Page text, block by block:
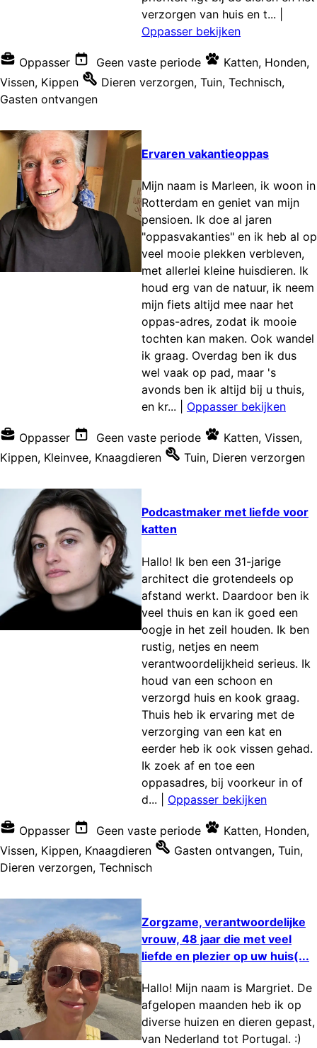
verzorgen van huis en t...
Oppasser bekijken
Oppasser Geen vaste periode Katten, Honden,
Vissen, Kippen Dieren verzorgen, Tuin, Technisch,
Gasten ontvangen
Ervaren vakantieoppas
Mijn naam is Marleen, ik woon in
Rotterdam en geniet van mijn
pensioen. Ik doe al jaren
"oppasvakanties" en ik heb al op
veel mooie plekken verbleven,
met allerlei kleine huisdieren. Ik
houd erg van de natuur, ik neem
mijn fiets altijd mee naar het
oppas-adres, zodat ik mooie
tochten kan maken. Ook wandel
ik graag. Overdag ben ik dus
wel vaak op pad, maar 's
avonds ben ik altijd bij u thuis,
en kr...
Oppasser bekijken
Oppasser Geen vaste periode Katten, Vissen,
Kippen, Kleinvee, Knaagdieren Tuin, Dieren verzorgen
Podcastmaker met liefde voor
katten
Hallo! Ik ben een 31-jarige
architect die grotendeels op
afstand werkt. Daardoor ben ik
veel thuis en kan ik goed een
oogje in het zeil houden. Ik ben
rustig, netjes en neem
verantwoordelijkheid serieus. Ik
houd van een schoon en
verzorgd huis en kook graag.
Thuis heb ik ervaring met de
verzorging van een kat en
eerder heb ik ook vissen gehad.
Ik zoek af en toe een
oppasadres, bij voorkeur in of
d...
Oppasser bekijken
Oppasser Geen vaste periode Katten, Honden,
Vissen, Kippen, Knaagdieren Gasten ontvangen, Tuin,
Dieren verzorgen, Technisch
Zorgzame, verantwoordelijke
vrouw, 48 jaar die met veel
liefde en plezier op uw huis(...
Hallo! Mijn naam is Margriet. De
afgelopen maanden heb ik op
diverse huizen en dieren gepast,
van Nederland tot Portugal. :)